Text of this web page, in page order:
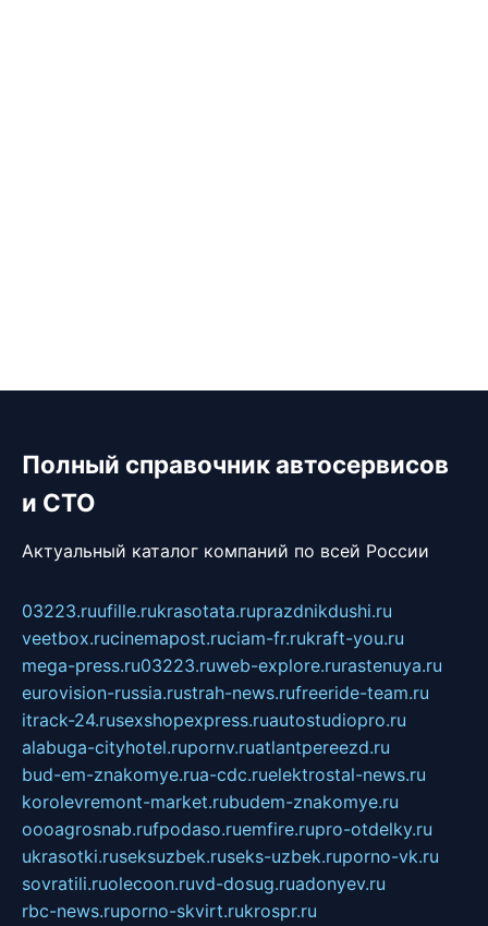
Полный справочник автосервисов
и СТО
Актуальный каталог компаний по всей России
03223.ruufille.rukrasotata.ruprazdnikdushi.ru
veetbox.rucinemapost.ruciam-fr.rukraft-you.ru
mega-press.ru03223.ruweb-explore.rurastenuya.ru
eurovision-russia.rustrah-news.rufreeride-team.ru
itrack-24.rusexshopexpress.ruautostudiopro.ru
alabuga-cityhotel.rupornv.ruatlantpereezd.ru
bud-em-znakomye.rua-cdc.ruelektrostal-news.ru
korolevremont-market.rubudem-znakomye.ru
oooagrosnab.rufpodaso.ruemfire.rupro-otdelky.ru
ukrasotki.ruseksuzbek.ruseks-uzbek.ruporno-vk.ru
sovratili.ruolecoon.ruvd-dosug.ruadonyev.ru
rbc-news.ruporno-skvirt.rukrospr.ru